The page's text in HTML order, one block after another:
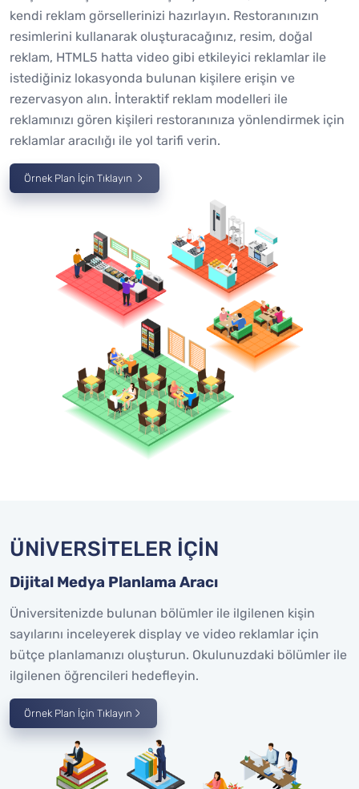
kendi reklam görsellerinizi hazırlayın. Restoranınızın
resimlerini kullanarak oluşturacağınız, resim, doğal
reklam, HTML5 hatta video gibi etkileyici reklamlar ile
istediğiniz lokasyonda bulunan kişilere erişin ve
rezervasyon alın. İnteraktif reklam modelleri ile
reklamınızı gören kişileri restoranınıza yönlendirmek için
reklamlar aracılığı ile yol tarifi verin.
Örnek Plan İçin Tıklayın
ÜNİVERSİTELER İÇİN
Dijital Medya Planlama Aracı
Üniversitenizde bulunan bölümler ile ilgilenen kişin
sayılarını inceleyerek display ve video reklamlar için
bütçe planlamanızı oluşturun. Okulunuzdaki bölümler ile
ilgilenen öğrencileri hedefleyin.
Örnek Plan İçin Tıklayın